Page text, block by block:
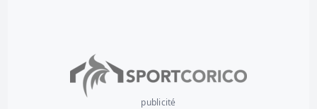
publicité